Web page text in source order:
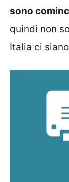
sono
quindi non
Italia ci